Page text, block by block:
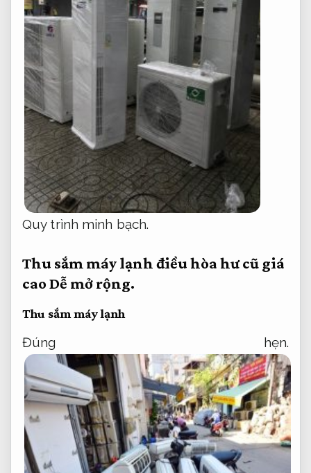
Quy trình minh bạch.
Thu sắm máy lạnh điều hòa hư cũ giá
cao Dễ mở rộng.
Thu sắm máy lạnh
Đúng hẹn.